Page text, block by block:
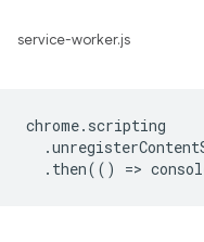
service-worker.js
chrome. scripting
.
. then(() =>